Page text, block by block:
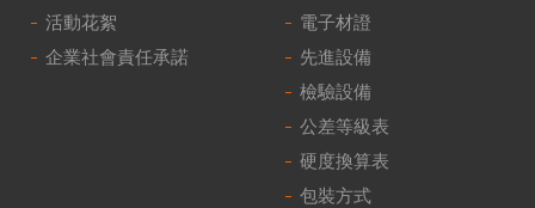
活動花絮
企業社會責任承諾
電子材證
先進設備
檢驗設備
公差等級表
硬度換算表
包裝方式